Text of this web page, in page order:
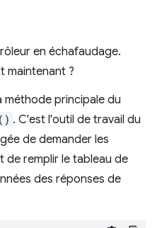
en échafaudage.
maintenant ?
méthode principale du
. C'est l'outil de travail du
de demander les
de remplir le tableau de
des réponses de